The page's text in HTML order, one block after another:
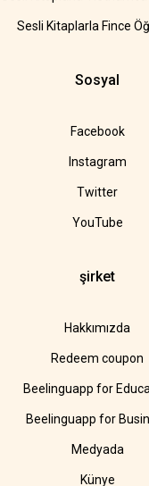
Sesli Kitaplarla Fince
Sosyal
Facebook
Instagram
Twitter
YouTube
şirket
Hakkımızda
Redeem coupon
Beelinguapp for
Beelinguapp for
Medyada
Künye